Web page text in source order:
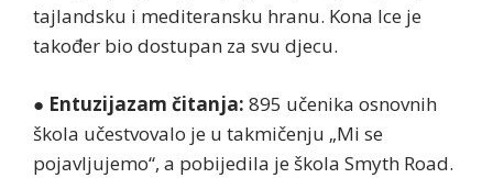
tajlandsku i mediteransku hranu. Kona Ice je
također bio dostupan za svu djecu.
● Entuzijazam čitanja: 895 učenika osnovnih
škola učestvovalo je u takmičenju „Mi se
pojavljujemo“, a pobijedila je škola Smyth Road.